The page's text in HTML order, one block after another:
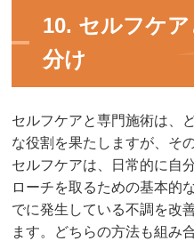
10. セルフケ
分け
セルフケアと専門施術は、
な役割を果たしますが、そ
セルフケアは、日常的に自
ローチを取るための基本的
でに発生している不調を改
ます。どちらの方法も組み